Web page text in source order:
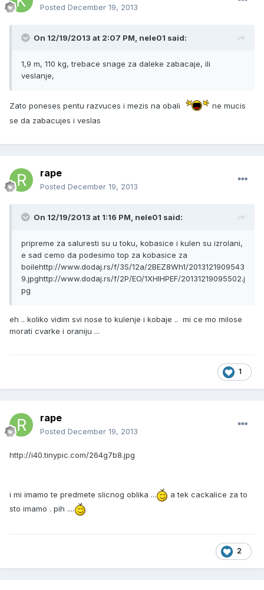
Posted December 19, 2013
On 12/19/2013 at 2:07 PM, nele01 said:
1,9 m, 110 kg, trebace snage za daleke zabacaje, ili
veslanje,
Zato poneses pentu razvuces i mezis na obali
ne mucis
se da zabacujes i veslas
rape
Posted December 19, 2013
On 12/19/2013 at 1:16 PM, nele01 said:
pripreme za saluresti su u toku, kobasice i kulen su izrolani,
e sad cemo da podesimo top za kobasice za
boilehttp://www.dodaj.rs/f/3S/12a/2BEZ8Wh1/2013121909543
9.jpghttp://www.dodaj.rs/f/2P/EO/1XHIHPEF/20131219095502.j
pg
eh .. koliko vidim svi nose to kulenje i kobaje .. mi ce mo milose
morati cvarke i oraniju ...
1
rape
Posted December 19, 2013
http://i40.tinypic.com/264g7b8.jpg
i mi imamo te predmete slicnog oblika ...
a tek cackalice za to
sto imamo . pih ....
2